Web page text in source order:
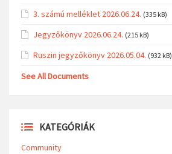
3. számú melléklet 2026.06.24. (335 kB)
Jegyzőkönyv 2026.06.24. (215 kB)
Ruszin jegyzőkönyv 2026.05.04. (932 kB)
See All Documents
KATEGÓRIÁK
Community